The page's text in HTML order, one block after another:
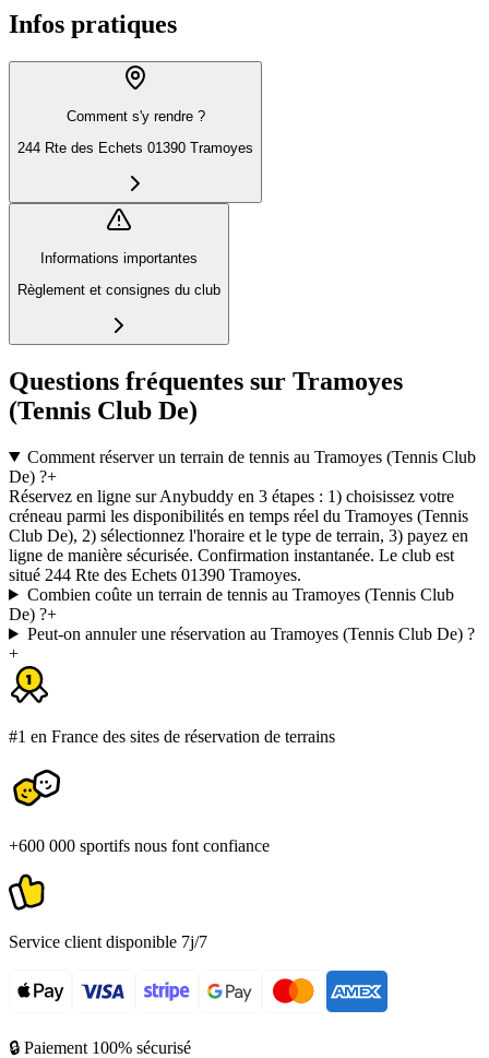
Infos pratiques
Comment s'y rendre ?
244 Rte des Echets 01390 Tramoyes
Informations importantes
Règlement et consignes du club
Questions fréquentes sur Tramoyes
(Tennis Club De)
Comment réserver un terrain de tennis au Tramoyes (Tennis Club
De) ?+
Réservez en ligne sur Anybuddy en 3 étapes : 1) choisissez votre
créneau parmi les disponibilités en temps réel du Tramoyes (Tennis
Club De), 2) sélectionnez l'horaire et le type de terrain, 3) payez en
ligne de manière sécurisée. Confirmation instantanée. Le club est
situé 244 Rte des Echets 01390 Tramoyes.
Combien coûte un terrain de tennis au Tramoyes (Tennis Club
De) ?+
Peut-on annuler une réservation au Tramoyes (Tennis Club De) ?
+
#1 en France des sites de réservation de terrains
+600 000 sportifs nous font confiance
Service client disponible 7j/7
🔒 Paiement 100% sécurisé